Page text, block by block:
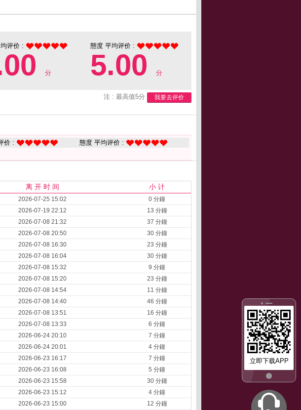
立即下载APP
评价 :
分
態度 平均评价 :
5.00 分
注 : 最高值5分 我要去评价
价 :
態度 平均评价 :
离 开 时 间 小 计
2026-07-25 15:02
0 分鐘
2026-07-19 22:12
13 分鐘
2026-07-08 21:32
37 分鐘
2026-07-08 20:50
30 分鐘
2026-07-08 16:30
23 分鐘
2026-07-08 16:04
30 分鐘
2026-07-08 15:32
9 分鐘
2026-07-08 15:20
23 分鐘
2026-07-08 14:54
11 分鐘
2026-07-08 14:40
46 分鐘
2026-07-08 13:51
16 分鐘
2026-07-08 13:33
6 分鐘
2026-06-24 20:10
7 分鐘
2026-06-24 20:01
4 分鐘
2026-06-23 16:17
7 分鐘
2026-06-23 16:08
5 分鐘
2026-06-23 15:58
30 分鐘
2026-06-23 15:12
4 分鐘
2026-06-23 15:00 12 分鐘